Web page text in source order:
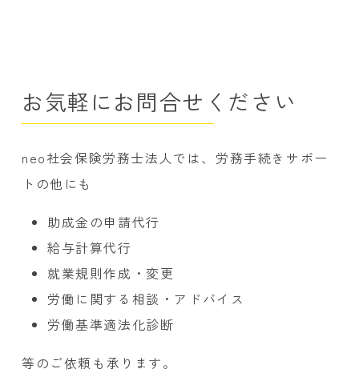
お気軽にお問合せください
neo社会保険労務士法人では、労務手続きサポー
トの他にも
助成金の申請代行
給与計算代行
就業規則作成・変更
労働に関する相談・アドバイス
労働基準適法化診断
等のご依頼も承ります。